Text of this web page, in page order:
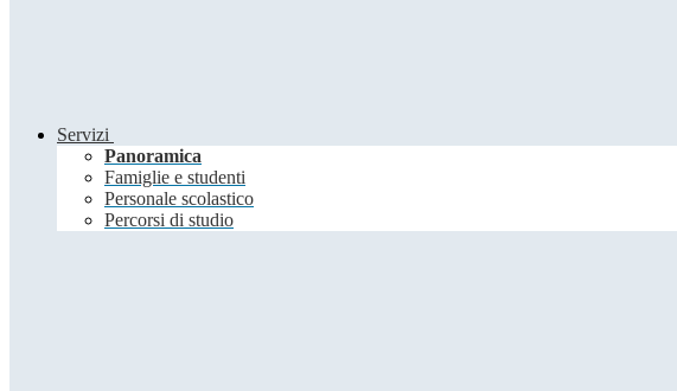
Servizi
Panoramica
Famiglie e studenti
Personale scolastico
Percorsi di studio